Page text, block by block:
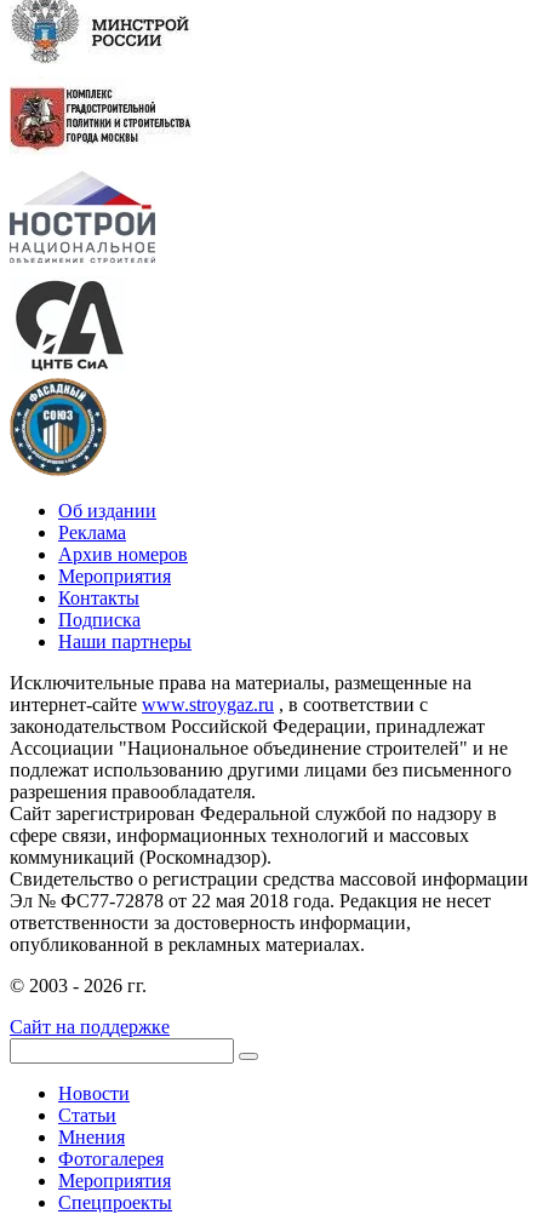
Об издании
Реклама
Архив номеров
Мероприятия
Контакты
Подписка
Наши партнеры
Исключительные права на материалы, размещенные на
интернет-сайте www.stroygaz.ru , в соответствии с
законодательством Российской Федерации, принадлежат
Ассоциации "Национальное объединение строителей" и не
подлежат использованию другими лицами без письменного
разрешения правообладателя.
Сайт зарегистрирован Федеральной службой по надзору в
сфере связи, информационных технологий и массовых
коммуникаций (Роскомнадзор).
Свидетельство о регистрации средства массовой информации
Эл № ФС77-72878 от 22 мая 2018 года. Редакция не несет
ответственности за достоверность информации,
опубликованной в рекламных материалах.
© 2003 - 2026 гг.
Сайт на поддержке
Новости
Статьи
Мнения
Фотогалерея
Мероприятия
Спецпроекты